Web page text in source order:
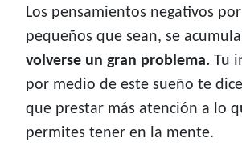
Los pensamientos negativos
pequeños que sean, se
volverse un gran problema. Tu
por medio de este sueño te
que prestar más atención a lo
permites tener en la mente.